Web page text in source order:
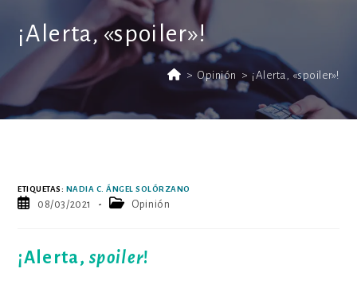
¡Alerta, «spoiler»!
> Opinión > ¡Alerta, «spoiler»!
ETIQUETAS: NADIA C. ÁNGEL SOLÓRZANO
Publicación
entrada:
08/03/2021
Categoría
entrada:
Opinión
¡Alerta,spoiler!